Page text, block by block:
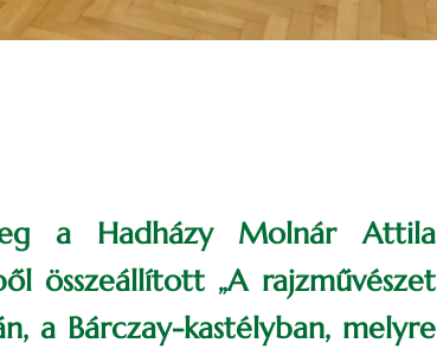
a Hadházy Molnár Attila
összeállított „A rajzművészet
a Bárczay-kastélyban, melyre